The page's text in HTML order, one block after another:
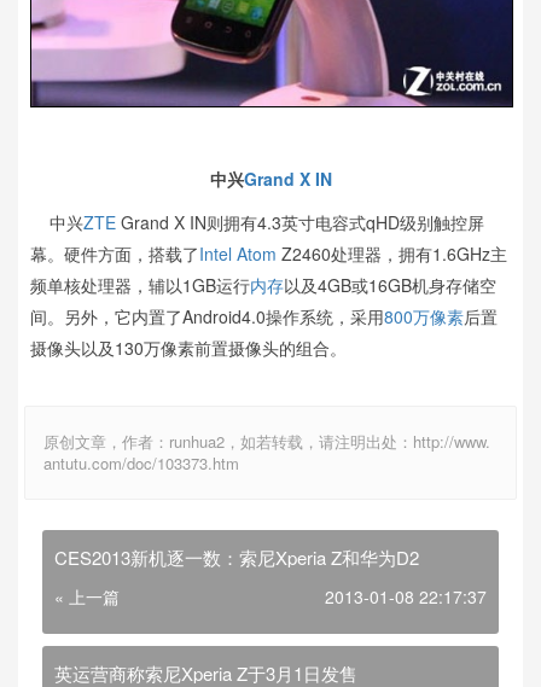
中兴Grand X IN
中兴ZTE Grand X IN则拥有4.3英寸电容式qHD级别触控屏
幕。硬件方面，搭载了Intel Atom Z2460处理器，拥有1.6GHz主
频单核处理器，辅以1GB运行内存以及4GB或16GB机身存储空
间。另外，它内置了Android4.0操作系统，采用800万像素后置
摄像头以及130万像素前置摄像头的组合。
原创文章，作者：runhua2，如若转载，请注明出处：http://www.
antutu.com/doc/103373.htm
CES2013新机逐一数：索尼Xperia Z和华为D2
« 上一篇 2013-01-08 22:17:37
英运营商称索尼Xperia Z于3月1日发售